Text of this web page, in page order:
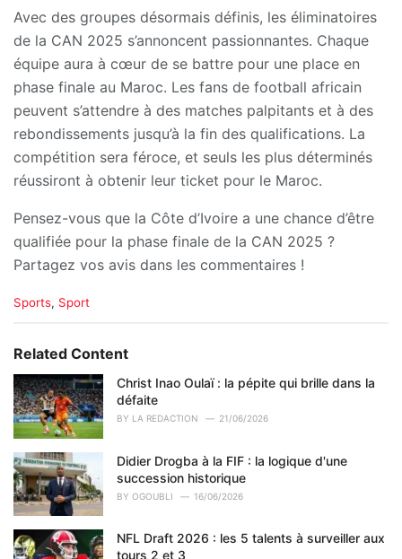
Avec des groupes désormais définis, les éliminatoires
de la CAN 2025 s’annoncent passionnantes. Chaque
équipe aura à cœur de se battre pour une place en
phase finale au Maroc. Les fans de football africain
peuvent s’attendre à des matches palpitants et à des
rebondissements jusqu’à la fin des qualifications. La
compétition sera féroce, et seuls les plus déterminés
réussiront à obtenir leur ticket pour le Maroc.
Pensez-vous que la Côte d’Ivoire a une chance d’être
qualifiée pour la phase finale de la CAN 2025 ?
Partagez vos avis dans les commentaires !
C
e
o
r
i
e
:
Sports, Sport
Related Content
Christ Inao Oulaï : la pépite qui brille dans la
défaite
BY LA REDACTION 21/06/2026
Didier Drogba à la FIF : la logique d'une
succession historique
BY OGOUBLI 16/06/2026
NFL Draft 2026 : les 5 talents à surveiller aux
tours 2 et 3